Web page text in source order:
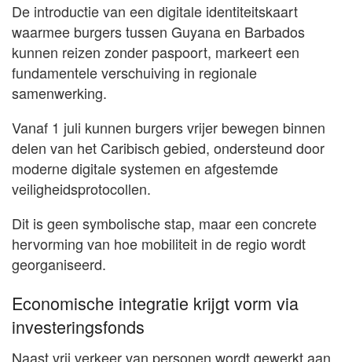
De introductie van een digitale identiteitskaart
waarmee burgers tussen Guyana en Barbados
kunnen reizen zonder paspoort, markeert een
fundamentele verschuiving in regionale
samenwerking.
Vanaf 1 juli kunnen burgers vrijer bewegen binnen
delen van het Caribisch gebied, ondersteund door
moderne digitale systemen en afgestemde
veiligheidsprotocollen.
Dit is geen symbolische stap, maar een concrete
hervorming van hoe mobiliteit in de regio wordt
georganiseerd.
Economische integratie krijgt vorm via
investeringsfonds
Naast vrij verkeer van personen wordt gewerkt aan